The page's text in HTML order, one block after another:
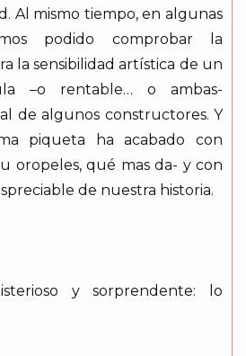
Al mismo tiempo, en algunas
podido comprobar la
la sensibilidad artística de un
–o rentable… o ambas-
de algunos constructores. Y
piqueta ha acabado con
oropeles, qué mas da- y con
de nuestra historia.
y sorprendente: lo